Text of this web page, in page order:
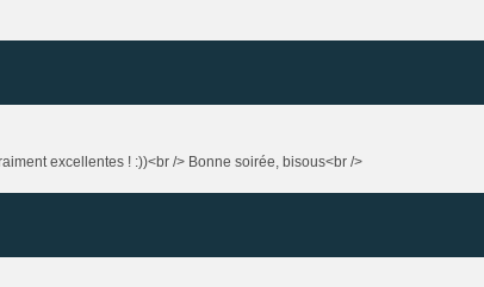
excellentes ! :))<br /> Bonne soirée, bisous<br />